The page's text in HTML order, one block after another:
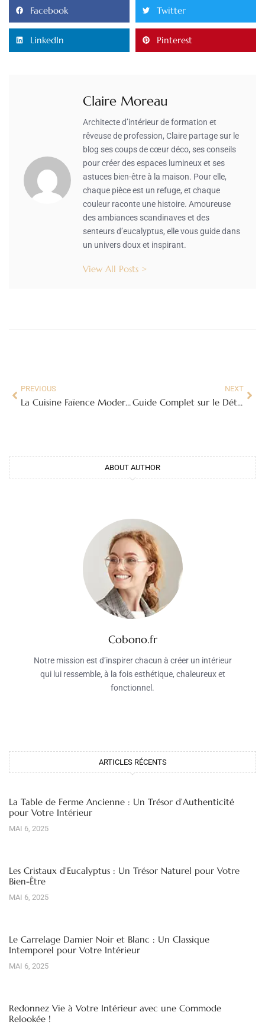
Facebook Twitter
LinkedIn Pinterest
Claire Moreau
Architecte d’intérieur de formation et
rêveuse de profession, Claire partage sur le
blog ses coups de cœur déco, ses conseils
pour créer des espaces lumineux et ses
astuces bien-être à la maison. Pour elle,
chaque pièce est un refuge, et chaque
couleur raconte une histoire. Amoureuse
des ambiances scandinaves et des
senteurs d’eucalyptus, elle vous guide dans
un univers doux et inspirant.
View All Posts >
PREVIOUS
La Cuisine Faïence Moderne : Élégance et Tendance au Cœur de Votre Foyer
NEXT
Guide Complet sur le Détecteur de Fumée : Où le Placer et Comment l’Entretenir
ABOUT AUTHOR
Cobono.fr
Notre mission est d’inspirer chacun à créer un intérieur
qui lui ressemble, à la fois esthétique, chaleureux et
fonctionnel.
ARTICLES RÉCENTS
La Table de Ferme Ancienne : Un Trésor d’Authenticité
pour Votre Intérieur
MAI 6, 2025
Les Cristaux d’Eucalyptus : Un Trésor Naturel pour Votre
Bien-Être
MAI 6, 2025
Le Carrelage Damier Noir et Blanc : Un Classique
Intemporel pour Votre Intérieur
MAI 6, 2025
Redonnez Vie à Votre Intérieur avec une Commode
Relookée !